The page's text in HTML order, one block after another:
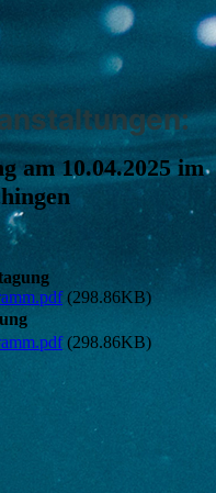
am 10.04.2025 im
(298.86KB)
(298.86KB)